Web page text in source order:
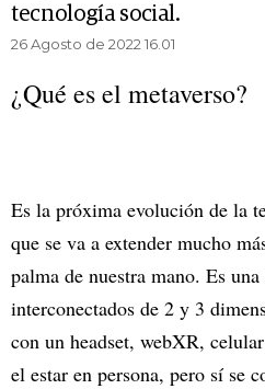
tecnología social.
26 Agosto de 2022 16.01
¿Qué es el metaverso?
Es la próxima evolución de la
que se va a extender mucho
palma de nuestra mano. Es
interconectados de 2 y 3
con un headset, webXR,
el estar en persona, pero sí se